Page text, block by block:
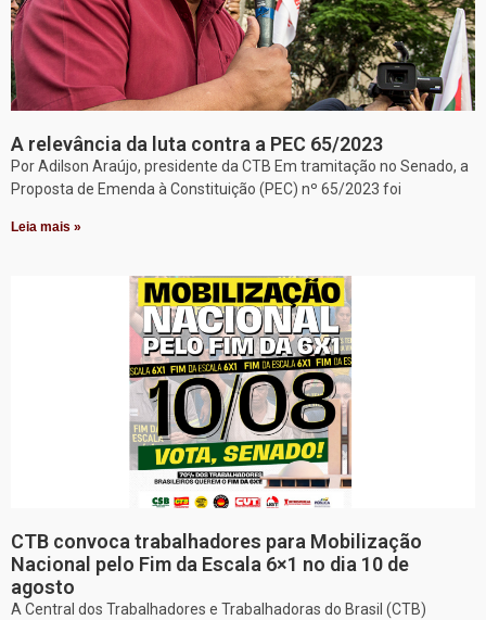
A relevância da luta contra a PEC 65/2023
Por Adilson Araújo, presidente da CTB Em tramitação no Senado, a
Proposta de Emenda à Constituição (PEC) nº 65/2023 foi
Leia mais »
CTB convoca trabalhadores para Mobilização
Nacional pelo Fim da Escala 6×1 no dia 10 de
agosto
A Central dos Trabalhadores e Trabalhadoras do Brasil (CTB)